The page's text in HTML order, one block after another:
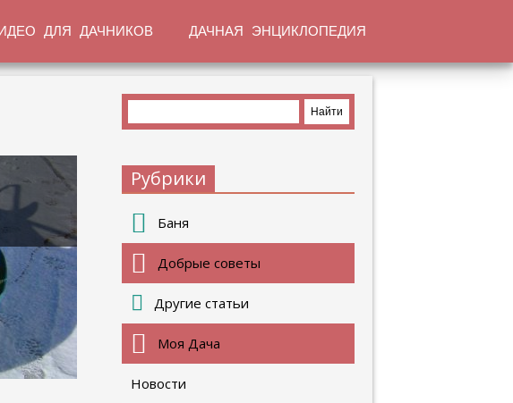
ДЛЯ ДАЧНИКОВ ДАЧНАЯ ЭНЦИКЛОПЕДИЯ
Рубрики
Баня
Добрые советы
Другие статьи
Моя Дача
Новости